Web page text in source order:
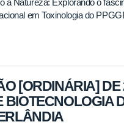
à Natureza: Explorando o
em Toxinologia do
[ORDINÁRIA]
BIOTECNOLOGIA